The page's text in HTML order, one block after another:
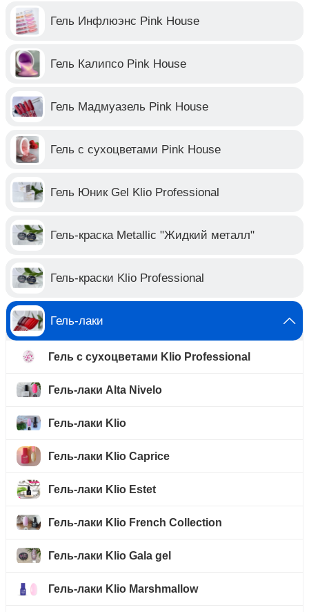
Гель Инфлюэнс Pink House
Гель Калипсо Pink House
Гель Мадмуазель Pink House
Гель с сухоцветами Pink House
Гель Юник Gel Klio Professional
Гель-краска Metallic "Жидкий металл"
Гель-краски Klio Professional
Гель-лаки
Гель с сухоцветами Klio Professional
Гель-лаки Alta Nivelo
Гель-лаки Klio
Гель-лаки Klio Caprice
Гель-лаки Klio Estet
Гель-лаки Klio French Collection
Гель-лаки Klio Gala gel
Гель-лаки Klio Marshmallow